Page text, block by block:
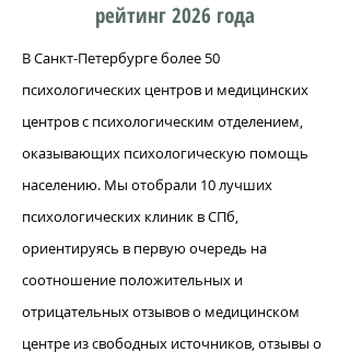
рейтинг 2026 года
В Санкт-Петербурге более 50
психологических центров и медицинских
центров с психологическим отделением,
оказывающих психологическую помощь
населению. Мы отобрали 10 лучших
психологических клиник в СПб,
ориентируясь в первую очередь на
соотношение положительных и
отрицательных отзывов о медицинском
центре из свободных источников, отзывы о